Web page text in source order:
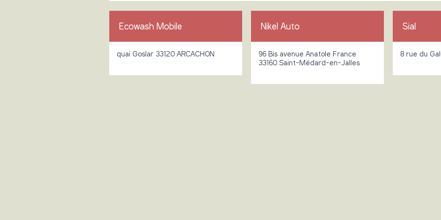
Ecowash Mobile
quai Goslar 33120 ARCACHON
Nikel Auto
96 Bis avenue Anatole France
33160 Saint-Médard-en-Jalles
Sial
8 rue du